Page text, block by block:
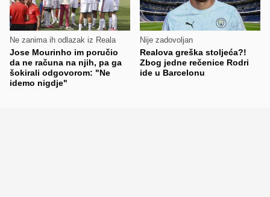
Ne zanima ih odlazak iz Reala
Jose Mourinho im poručio
da ne računa na njih, pa ga
šokirali odgovorom: "Ne
idemo nigdje"
Nije zadovoljan
Realova greška stoljeća?!
Zbog jedne rečenice Rodri
ide u Barcelonu